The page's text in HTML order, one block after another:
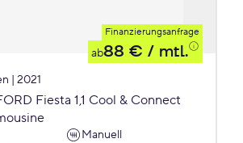
Finanzierungsanfrage
ab88 € / mtl.
| 2021
Fiesta 1,1 Cool & Connect
Manuell